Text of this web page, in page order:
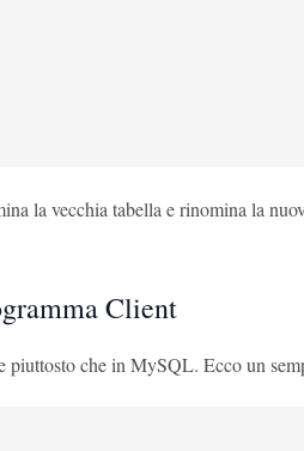
la vecchia tabella e rinomina la
Client
che in MySQL. Ecco un